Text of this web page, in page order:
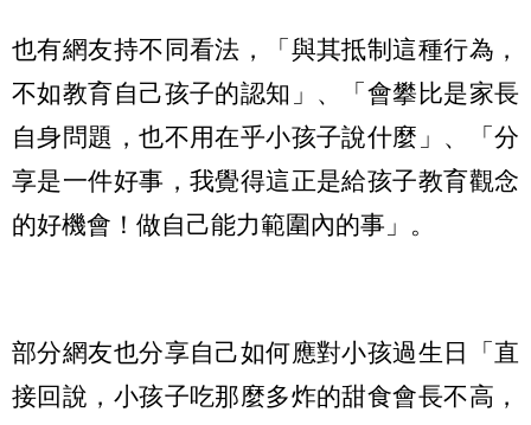
也有網友持不同看法，「與其抵制這種行為，
不如教育自己孩子的認知」、「會攀比是家長
自身問題，也不用在乎小孩子說什麼」、「分
享是一件好事，我覺得這正是給孩子教育觀念
的好機會！做自己能力範圍內的事」。
部分網友也分享自己如何應對小孩過生日「直
接回說，小孩子吃那麼多炸的甜食會長不高，